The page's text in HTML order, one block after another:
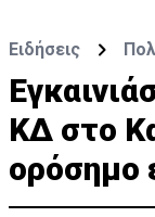
Ειδήσεις
ΚΔ στο
ορόσημο